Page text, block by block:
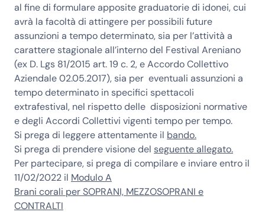
al fine di formulare apposite graduatorie di idonei, cui
avrà la facoltà di attingere per possibili future
assunzioni a tempo determinato, sia per l’attività a
carattere stagionale all’interno del Festival Areniano
(ex D. Lgs 81/2015 art. 19 c. 2, e Accordo Collettivo
Aziendale 02.05.2017), sia per eventuali assunzioni a
tempo determinato in specifici spettacoli
extrafestival, nel rispetto delle disposizioni normative
e degli Accordi Collettivi vigenti tempo per tempo.
Si prega di leggere attentamente il bando.
Si prega di prendere visione del seguente allegato.
Per partecipare, si prega di compilare e inviare entro il
11/02/2022 il Modulo A
Brani corali per SOPRANI, MEZZOSOPRANI e
CONTRALTI